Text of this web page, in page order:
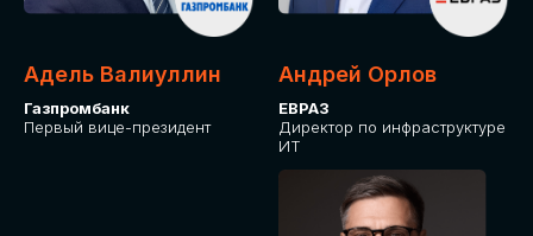
Адель Валиуллин
Газпромбанк
Первый вице-президент
Андрей Орлов
ЕВРАЗ
Директор по инфраструктуре
ИТ